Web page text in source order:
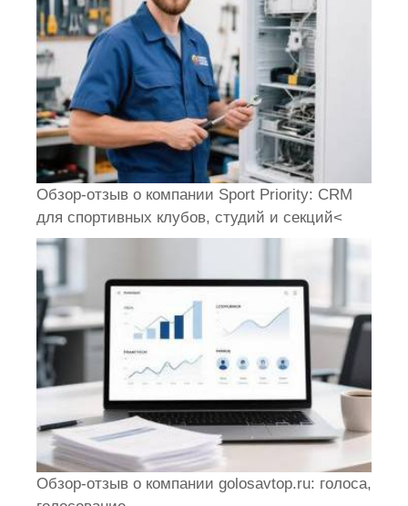
Обзор-отзыв о компании Sport Priority: CRM
для спортивных клубов, студий и секций<
Обзор-отзыв о компании golosavtop.ru: голоса,